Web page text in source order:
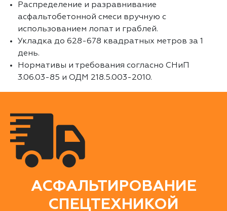
Распределение и разравнивание
асфальтобетонной смеси вручную с
использованием лопат и граблей.
Укладка до 628-678 квадратных метров за 1
день.
Нормативы и требования согласно СНиП
3.06.03-85 и ОДМ 218.5.003-2010.
АСФАЛЬТИРОВАНИЕ
СПЕЦТЕХНИКОЙ